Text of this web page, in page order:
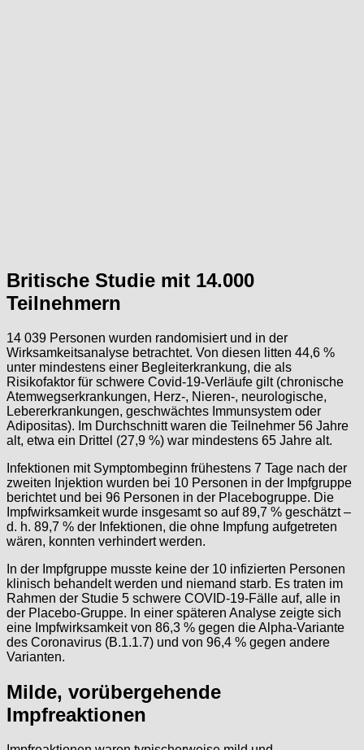
Britische Studie mit 14.000
Teilnehmern
14 039 Personen wurden randomisiert und in der
Wirksamkeitsanalyse betrachtet. Von diesen litten 44,6 %
unter mindestens einer Begleiterkrankung, die als
Risikofaktor für schwere Covid-19-Verläufe gilt (chronische
Atemwegserkrankungen, Herz-, Nieren-, neurologische,
Lebererkrankungen, geschwächtes Immunsystem oder
Adipositas). Im Durchschnitt waren die Teilnehmer 56 Jahre
alt, etwa ein Drittel (27,9 %) war mindestens 65 Jahre alt.
Infektionen mit Symptombeginn frühestens 7 Tage nach der
zweiten Injektion wurden bei 10 Personen in der Impfgruppe
berichtet und bei 96 Personen in der Placebogruppe. Die
Impfwirksamkeit wurde insgesamt so auf 89,7 % geschätzt –
d. h. 89,7 % der Infektionen, die ohne Impfung aufgetreten
wären, konnten verhindert werden.
In der Impfgruppe musste keine der 10 infizierten Personen
klinisch behandelt werden und niemand starb. Es traten im
Rahmen der Studie 5 schwere COVID-19-Fälle auf, alle in
der Placebo-Gruppe. In einer späteren Analyse zeigte sich
eine Impfwirksamkeit von 86,3 % gegen die Alpha-Variante
des Coronavirus (B.1.1.7) und von 96,4 % gegen andere
Varianten.
Milde, vorübergehende
Impfreaktionen